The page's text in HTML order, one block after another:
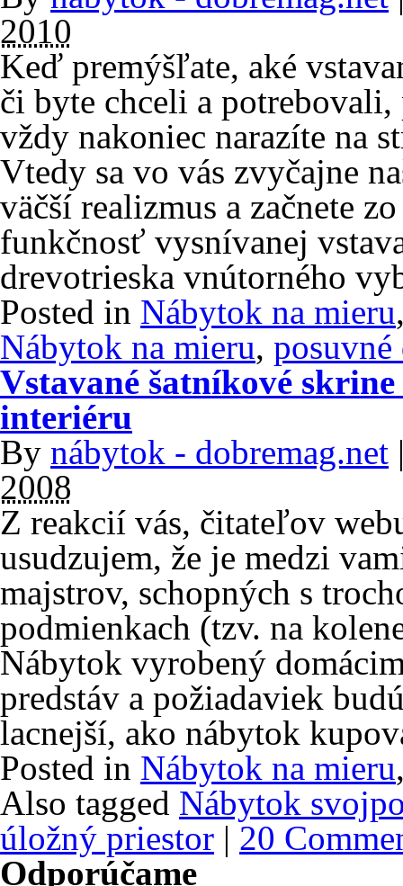
2010
Keď premýšľate, aké
či byte chceli a
vždy nakoniec narazíte na
Vtedy sa vo vás zvyčajne
väčší realizmus a začnete
funkčnosť vysnívanej
drevotrieska vnútorného
Posted in Nábytok na mieru
Nábytok na mieru, posuvné
Vstavané šatníkové
interiéru
By nábytok - dobremag.net
2008
Z reakcií vás, čitateľov
usudzujem, že je medzi
majstrov, schopných s
podmienkach (tzv. na
Nábytok vyrobený
predstáv a požiadaviek
lacnejší, ako nábytok
Posted in Nábytok na mieru
Also tagged Nábytok
úložný priestor | 20
Odporúčame